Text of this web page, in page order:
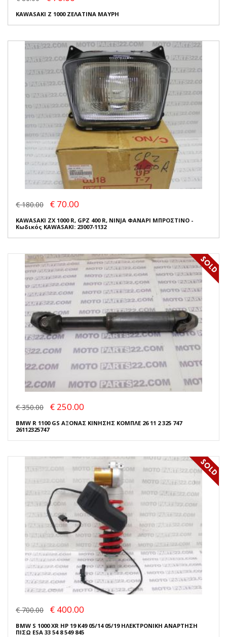
KAWASAKI Z 1000 ΖΕΛΑΤΙΝΑ ΜΑΥΡΗ
€ 180.00 € 70.00
KAWASAKI ZX 1000 R, GPZ 400 R, NINJA ΦΑΝΑΡΙ ΜΠΡΟΣΤΙΝΟ -
Κωδικός KAWASAKI: 23007-1132
€ 350.00 € 250.00
BMW R 1100 GS ΑΞΟΝΑΣ ΚΙΝΗΣΗΣ ΚΟΜΠΛΕ 26 11 2 325 747
26112325747
€ 700.00 € 400.00
BMW S 1000 XR HP 19 K49 05/14 05/19 ΗΛΕΚΤΡΟΝΙΚΗ ΑΝΑΡΤΗΣΗ
ΠΙΣΩ ESA 33 54 8 549 845